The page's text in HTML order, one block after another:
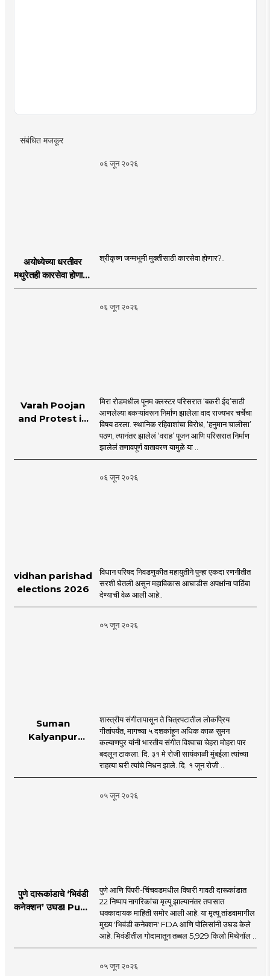
संबंधित मजकूर
०६ जून २०२६
अयोध्येच्या धरतीवर
मथुरेतही कारसेवा होणार?
| Shri Krishna
श्रीकृष्ण जन्मभूमी मुक्तीसाठी कारसेवा होणार?..
०६ जून २०२६
Varah Poojan
and Protest in
Mira Road
मिरा रोडमधील पूनम क्लस्टर परिसरात ‘बकरी ईद’साठी
आणलेल्या बकऱ्यांवरून निर्माण झालेला वाद राज्यभर चर्चेचा
विषय ठरला. स्थानिक रहिवाशांचा विरोध, ‘हनुमान चालीसा’
पठण, त्यानंतर झालेलं ‘वराह’ पूजन आणि परिसरात निर्माण
झालेलं तणावपूर्ण वातावरण यामुळे या ..
०६ जून २०२६
vidhan parishad
elections 2026
विधान परिषद निवडणुकीत महायुतीने पुन्हा एकदा रणनीतीत
सरशी घेतली असून महाविकास आघाडीस अपक्षांना पाठिंबा
देण्याची वेळ आली आहे..
०५ जून २०२६
Suman
Kalyanpur
mumbai |
शास्त्रीय संगीतापासून ते चित्रपटातील लोकप्रिय
गीतांपर्यंत, मागच्या ५ दशकांहून अधिक काळ सुमन
कल्याणपुर यांनी भारतीय संगीत विश्वाचा चेहरा मोहरा पार
बदलून टाकला. दि. ३१ मे रोजी सायंकाळी मुंबईला त्यांच्या
राहत्या घरी त्यांचे निधन झाले. दि. १ जून रोजी ..
०५ जून २०२६
पुणे दारूकांडाचे ‘भिवंडी
कनेक्शन’ उघड! Pune
पुणे आणि पिंपरी-चिंचवडमधील विषारी गावठी दारूकांडात
22 निष्पाप नागरिकांचा मृत्यू झाल्यानंतर तपासात
धक्कादायक माहिती समोर आली आहे. या मृत्यू तांडवामागील
मुख्य 'भिवंडी कनेक्शन' FDA आणि पोलिसांनी उघड केले
आहे. भिवंडीतील गोदामातून तब्बल 5,929 किलो मिथेनॉल ..
०५ जून २०२६